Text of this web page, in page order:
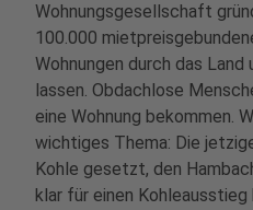
Wohnungsgesellschaft
100.000
Wohnungen durch das Land
lassen. Obdachlose
eine Wohnung bekommen.
wichtiges Thema: Die
Kohle gesetzt, den
klar für einen